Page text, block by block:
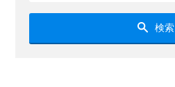
検索